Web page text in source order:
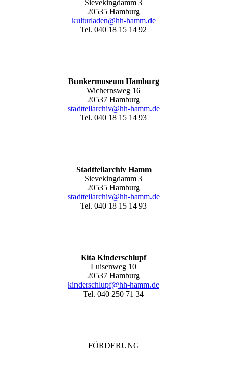
Sievekingdamm 3
20535 Hamburg
kulturladen@hh-hamm.de
Tel. 040 18 15 14 92
Bunkermuseum Hamburg
Wichernsweg 16
20537 Hamburg
stadtteilarchiv@hh-hamm.de
Tel. 040 18 15 14 93
Stadtteilarchiv Hamm
Sievekingdamm 3
20535 Hamburg
stadtteilarchiv@hh-hamm.de
Tel. 040 18 15 14 93
Kita Kinderschlupf
Luisenweg 10
20537 Hamburg
kinderschlupf@hh-hamm.de
Tel. 040 250 71 34
FÖRDERUNG